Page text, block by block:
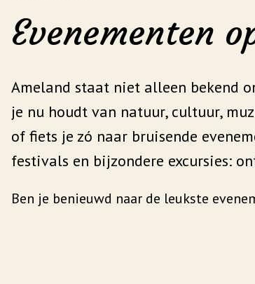
Evenementen
Ameland staat niet alleen bekend
je nu houdt van natuur, cultuur,
of fiets je zó naar bruisende
festivals en bijzondere excursies:
Ben je benieuwd naar de leukste